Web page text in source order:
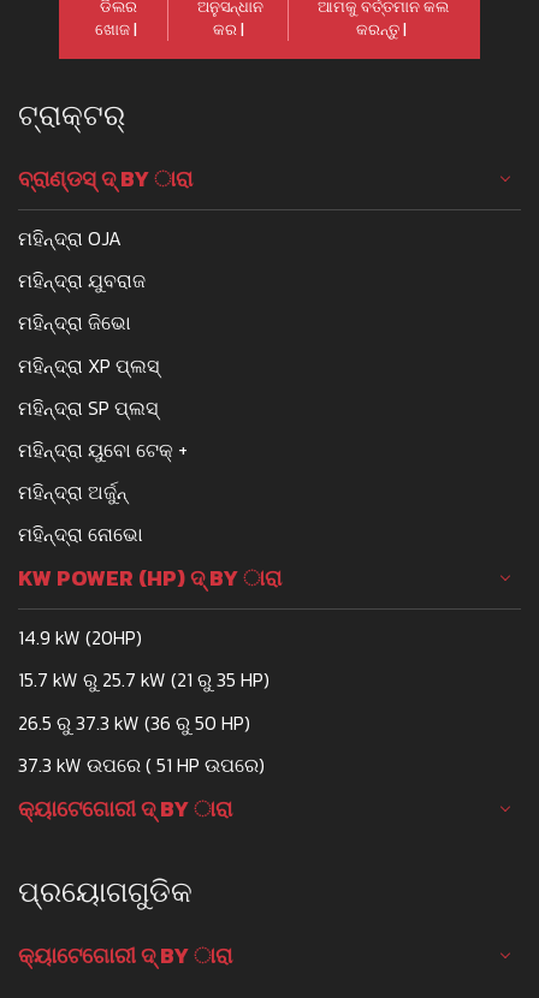
ଡିଲର
ଖୋଜ |
ଅନୁସନ୍ଧାନ
କର |
ଆମକୁ ବର୍ତ୍ତମାନ କଲ
କରନ୍ତୁ |
ଟ୍ରାକ୍ଟର୍
ବ୍ରାଣ୍ଡସ୍ ଦ୍ BY ାରା
ମହିନ୍ଦ୍ରା OJA
ମହିନ୍ଦ୍ରା ଯୁବରାଜ
ମହିନ୍ଦ୍ରା ଜିଭୋ
ମହିନ୍ଦ୍ରା XP ପ୍ଲସ୍
ମହିନ୍ଦ୍ରା SP ପ୍ଲସ୍
ମହିନ୍ଦ୍ରା ୟୁବୋ ଟେକ୍ +
ମହିନ୍ଦ୍ରା ଅର୍ଜୁନ୍
ମହିନ୍ଦ୍ରା ନୋଭୋ
KW POWER (HP) ଦ୍ BY ାରା
14.9 kW (20HP)
15.7 kW ରୁ 25.7 kW (21 ରୁ 35 HP)
26.5 ରୁ 37.3 kW (36 ରୁ 50 HP)
37.3 kW ଉପରେ ( 51 HP ଉପରେ)
କ୍ୟାଟେଗୋରୀ ଦ୍ BY ାରା
ପ୍ରୟୋଗଗୁଡିକ
କ୍ୟାଟେଗୋରୀ ଦ୍ BY ାରା